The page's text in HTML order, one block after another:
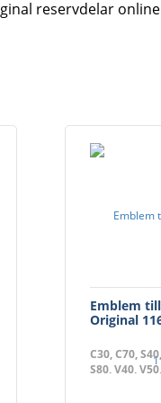
reservdelar
Emblem
Original
C30, C70,
S80, V40,